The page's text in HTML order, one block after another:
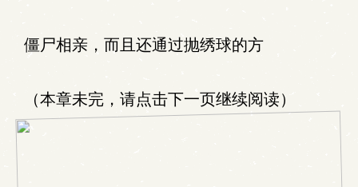
僵尸相亲，而且还通过抛绣球的方
（本章未完，请点击下一页继续阅读）